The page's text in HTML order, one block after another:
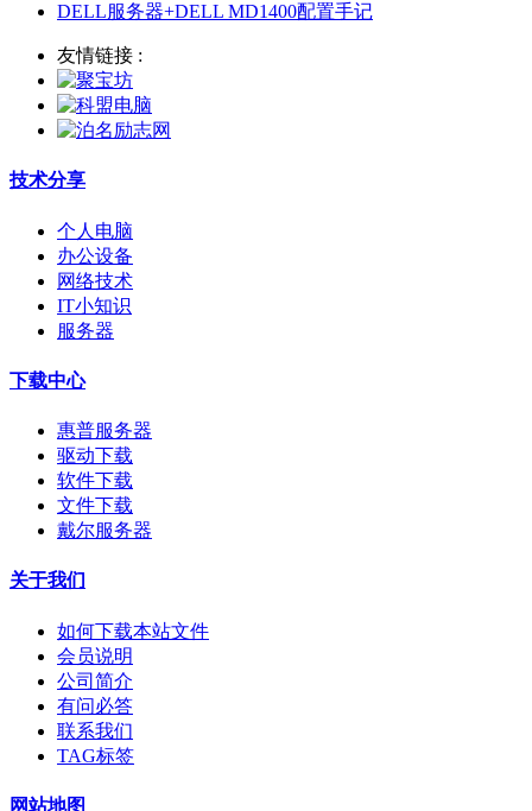
DELL服务器+DELL MD1400配置手记
友情链接 :
技术分享
个人电脑
办公设备
网络技术
IT小知识
服务器
下载中心
惠普服务器
驱动下载
软件下载
文件下载
戴尔服务器
关于我们
如何下载本站文件
会员说明
公司简介
有问必答
联系我们
TAG标签
网站地图